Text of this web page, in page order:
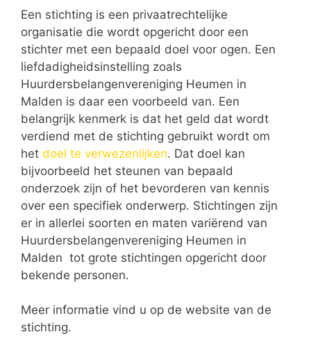
Een stichting is een privaatrechtelijke
organisatie die wordt opgericht door een
stichter met een bepaald doel voor ogen. Een
liefdadigheidsinstelling zoals
Huurdersbelangenvereniging Heumen in
Malden is daar een voorbeeld van. Een
belangrijk kenmerk is dat het geld dat wordt
verdiend met de stichting gebruikt wordt om
het doel te verwezenlijken. Dat doel kan
bijvoorbeeld het steunen van bepaald
onderzoek zijn of het bevorderen van kennis
over een specifiek onderwerp. Stichtingen zijn
er in allerlei soorten en maten variërend van
Huurdersbelangenvereniging Heumen in
Malden tot grote stichtingen opgericht door
bekende personen.
Meer informatie vind u op de website van de
stichting.